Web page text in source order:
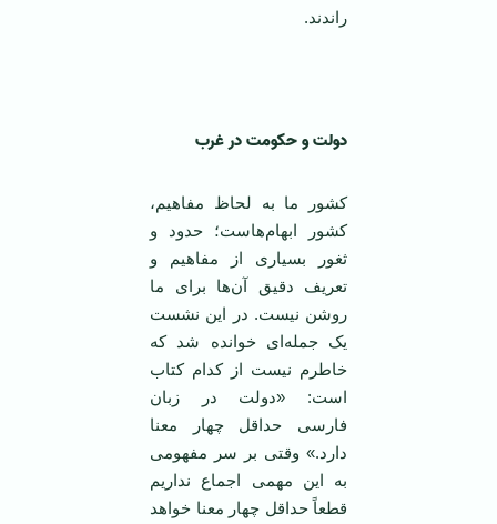
راندند.
دولت و حکومت در غرب
کشور ما به لحاظ مفاهیم،
کشور ابهام‌هاست؛ حدود و
ثغور بسیاری از مفاهیم و
تعریف دقیق آن‌ها برای ما
روشن نیست. در این نشست
یک‌ جمله‌ای خوانده شد که
خاطرم نیست از کدام کتاب
است: «دولت در زبان
فارسی حداقل چهار معنا
دارد.» وقتی بر سر مفهومی
به این مهمی اجماع نداریم
قطعاً حداقل چهار معنا خواهد